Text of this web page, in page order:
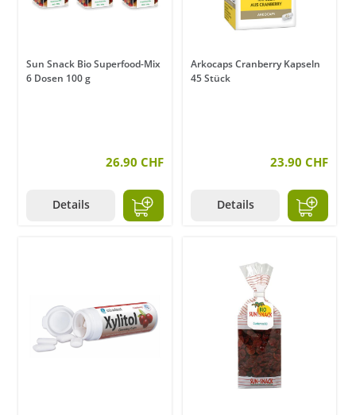
Sun Snack Bio Superfood-Mix
6 Dosen 100 g
26.90 CHF
Details
Arkocaps Cranberry Kapseln
45 Stück
23.90 CHF
Details